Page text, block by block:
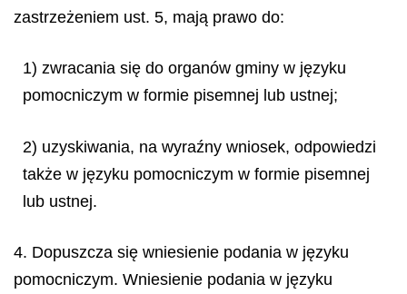
zastrzeżeniem ust. 5, mają prawo do:
1) zwracania się do organów gminy w języku
pomocniczym w formie pisemnej lub ustnej;
2) uzyskiwania, na wyraźny wniosek, odpowiedzi
także w języku pomocniczym w formie pisemnej
lub ustnej.
4. Dopuszcza się wniesienie podania w języku
pomocniczym. Wniesienie podania w języku